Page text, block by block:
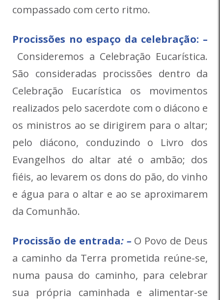
compassado com certo ritmo.
Procissões no espaço da celebração: –
Consideremos a Celebração Eucarística.
São consideradas procissões dentro da
Celebração Eucarística os movimentos
realizados pelo sacerdote com o diácono e
os ministros ao se dirigirem para o altar;
pelo diácono, conduzindo o Livro dos
Evangelhos do altar até o ambão; dos
fiéis, ao levarem os dons do pão, do vinho
e água para o altar e ao se aproximarem
da Comunhão.
Procissão de entrada: – O Povo de Deus
a caminho da Terra prometida reúne-se,
numa pausa do caminho, para celebrar
sua própria caminhada e alimentar-se